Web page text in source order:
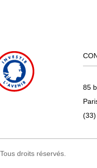
85
droits réservés.